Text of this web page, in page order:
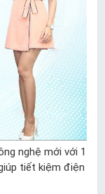
nghệ mới với 1
tiết kiệm điện